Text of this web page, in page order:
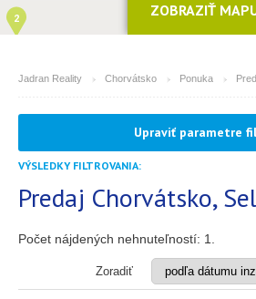
2 ZOBRAZIŤ
Jadran Reality Chorvátsko Ponuka
MESTO
(môžete vybrať viacej položiek)
Apartmán
Dom
Dom s apartmánmi
Investičný projekt
Upraviť parametre
VÝSLEDKY FILTROVANIA:
Predaj Chorvátsko,
Počet nájdených nehnuteľností: 1
Zoradiť